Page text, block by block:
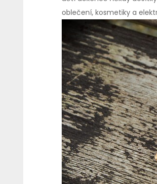
oblečení, kosmetiky a